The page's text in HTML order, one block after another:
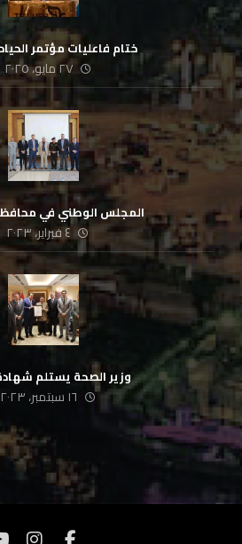
ختام فاعليات مؤتمر
٢٧ مايو، ٢٠٢٥
المجلس الوطني في
٤ فبراير، ٢٠٢٣
وزير الصحة يستلم
١٦ سبتمبر، ٢٠٢٣